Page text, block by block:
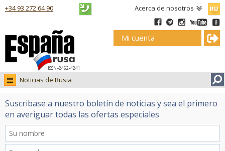
Acerca de nosotros
ISSN–2462-4241
+34 93 272 64 90
Mi cuenta
Noticias de Rusia
Noticias de Rusia
Fotos
Suscribase a nuestro boletín de noticias y sea el primero
en averiguar todas las ofertas especiales